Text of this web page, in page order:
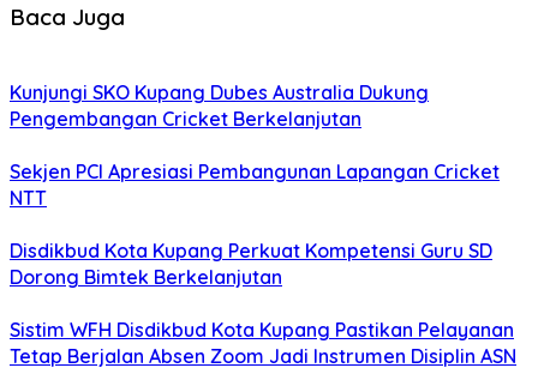
Baca Juga
Kunjungi SKO Kupang Dubes Australia Dukung
Pengembangan Cricket Berkelanjutan
Sekjen PCI Apresiasi Pembangunan Lapangan Cricket
NTT
Disdikbud Kota Kupang Perkuat Kompetensi Guru SD
Dorong Bimtek Berkelanjutan
Sistim WFH Disdikbud Kota Kupang Pastikan Pelayanan
Tetap Berjalan Absen Zoom Jadi Instrumen Disiplin ASN